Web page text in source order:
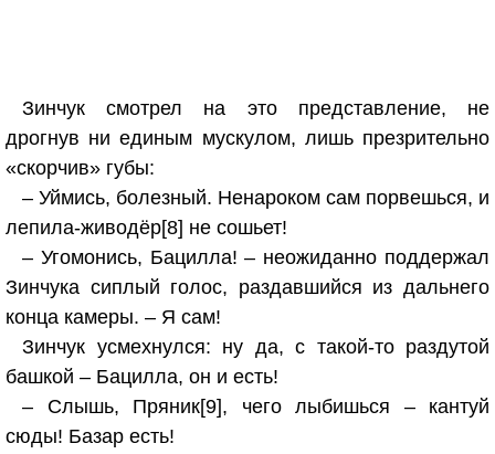
Зинчук смотрел на это представление, не
дрогнув ни единым мускулом, лишь презрительно
«скорчив» губы:
– Уймись, болезный. Ненароком сам порвешься, и
лепила-живодёр[8] не сошьет!
– Угомонись, Бацилла! – неожиданно поддержал
Зинчука сиплый голос, раздавшийся из дальнего
конца камеры. – Я сам!
Зинчук усмехнулся: ну да, с такой-то раздутой
башкой – Бацилла, он и есть!
– Слышь, Пряник[9], чего лыбишься – кантуй
сюды! Базар есть!